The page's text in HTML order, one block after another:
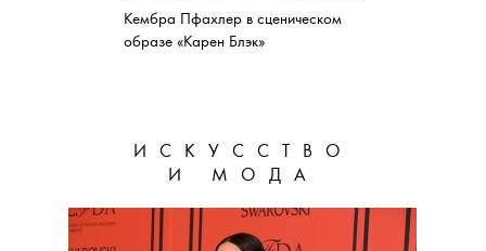
Кембра Пфахлер в сценическом
образе «Карен Блэк»
ИСКУССТВО
И МОДА